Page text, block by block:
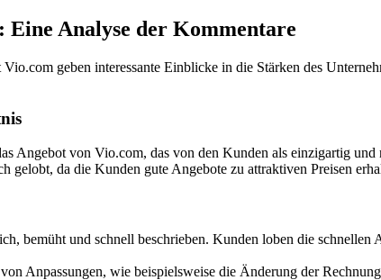
Analyse der Kommentare
geben interessante Einblicke in die Stärken des
Angebot von Vio.com, das von den Kunden als einzigartig
gelobt, da die Kunden gute Angebote zu attraktiven Preisen
bemüht und schnell beschrieben. Kunden loben die
Anpassungen, wie beispielsweise die Änderung der